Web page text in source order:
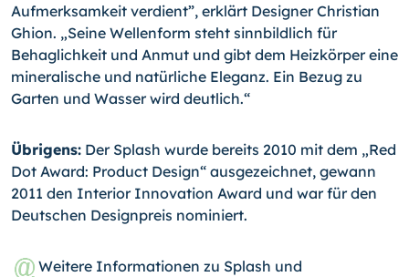
Aufmerksamkeit verdient”, erklärt Designer Christian
Ghion. „Seine Wellenform steht sinnbildlich für
Behaglichkeit und Anmut und gibt dem Heizkörper eine
mi­neralische und natürliche Eleganz. Ein Bezug zu
Garten und Wasser wird deutlich.“
Übrigens: Der Splash wurde bereits 2010 mit dem „Red
Dot Award: Product Design“ ausgezeichnet, gewann
2011 den In­terior Innovation Award und war für den
Deutschen Design­preis nominiert.
Weitere Informationen zu Splash und